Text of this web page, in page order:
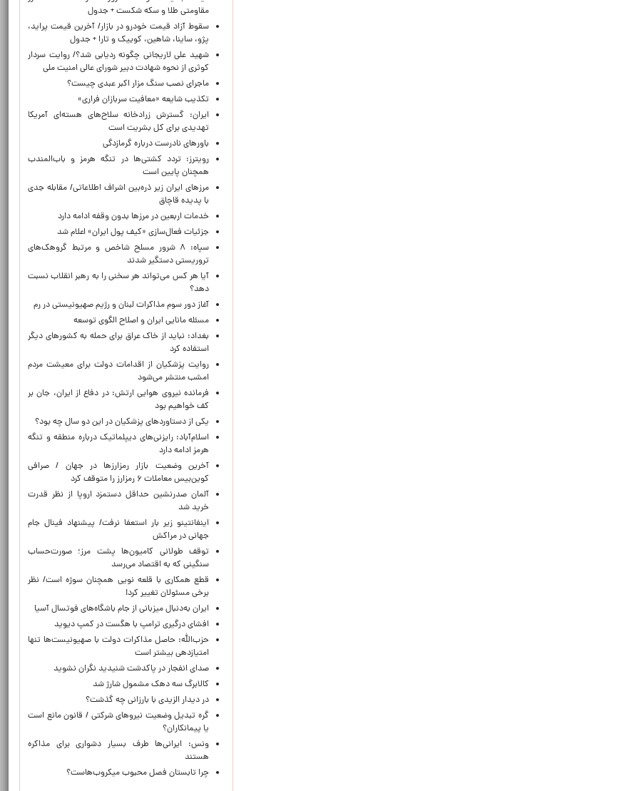
مقاومتی طلا و سکه شکست + جدول
سقوط آزاد قیمت خودرو در بازار/ آخرین قیمت پراید،
پژو، ساینا، شاهین، کوییک و تارا + جدول
شهید علی لاریجانی چگونه ردیابی شد؟/ روایت سردار
کوثری از نحوه شهادت دبیر شورای عالی امنیت ملی
ماجرای نصب سنگ مزار اکبر عبدی چیست؟
تکذیب شایعه «معافیت سربازان فراری»
ایران: گسترش زرادخانه سلاح‌های هسته‌ای آمریکا
تهدیدی برای کل بشریت است
باورهای نادرست درباره گرمازدگی
رویترز: تردد کشتی‌ها در تنگه هرمز و باب‌المندب
همچنان پایین است
مرزهای ایران زیر ذره‌بین اشراف اطلاعاتی/ مقابله جدی
با پدیده قاچاق
خدمات اربعین در مرزها بدون وقفه ادامه دارد
جزئیات فعال‌سازی «کیف پول ایران» اعلام شد
سپاه: ۸ شرور مسلح شاخص و مرتبط گروهک‌های
تروریستی دستگیر شدند
آیا هر کس می‌تواند هر سخنی را به رهبر انقلاب نسبت
دهد؟
آغاز دور سوم مذاکرات لبنان و رژیم صهیونیستی در رم
مسئله مانایی ایران و اصلاح الگوی توسعه
بغداد: نباید از خاک عراق برای حمله به کشورهای دیگر
استفاده کرد
روایت پزشکیان از اقدامات دولت برای معیشت مردم
امشب منتشر می‌شود
فرمانده نیروی هوایی ارتش: در دفاع از ایران، جان بر
کف خواهیم بود
یکی از دستاوردهای پزشکیان در این دو سال چه بود؟
اسلام‌آباد: رایزنی‌های دیپلماتیک درباره منطقه و تنگه
هرمز ادامه دارد
آخرین وضعیت بازار رمزارزها در جهان / صرافی
کوین‌بیس معاملات ۶ رمزارز را متوقف کرد
آلمان صدرنشین حداقل دستمزد اروپا از نظر قدرت
خرید شد
اینفانتینو زیر بار استعفا نرفت/ پیشنهاد فینال جام
جهانی در مراکش
توقف طولانی کامیون‌ها پشت مرز؛ صورت‌حساب
سنگینی که به اقتصاد می‌رسد
قطع همکاری با قلعه نویی همچنان سوژه است/ نظر
برخی مسئولان تغییر کرد!
ایران به‌دنبال میزبانی از جام باشگاه‌های فوتسال آسیا
افشای درگیری ترامپ با هگست در کمپ دیوید
حزب‌الله: حاصل مذاکرات دولت با صهیونیست‌ها تنها
امتیازدهی‌ بیشتر است
صدای انفجار در پاکدشت شنیدید نگران نشوید
کالابرگ سه دهک مشمول شارژ شد
در دیدار الزیدی با بارزانی چه گذشت؟
گره تبدیل وضعیت نیروهای شرکتی / قانون مانع است
یا پیمانکاران؟
ونس: ایرانی‌ها طرف بسیار دشواری برای مذاکره
هستند
چرا تابستان فصل محبوب میکروب‌هاست؟